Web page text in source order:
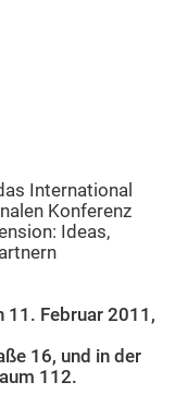
International
Konferenz
Ideas,
11. Februar 2011,
16, und in der
112.